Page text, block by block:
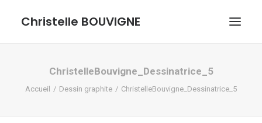
Christelle BOUVIGNE
GRAPHISME ET ILLUSTRATIONS
DESSINS ET PASTELS
ChristelleBouvigne_Dessinatrice_5
Accueil Dessin graphite ChristelleBouvigne_Dessinatrice_5